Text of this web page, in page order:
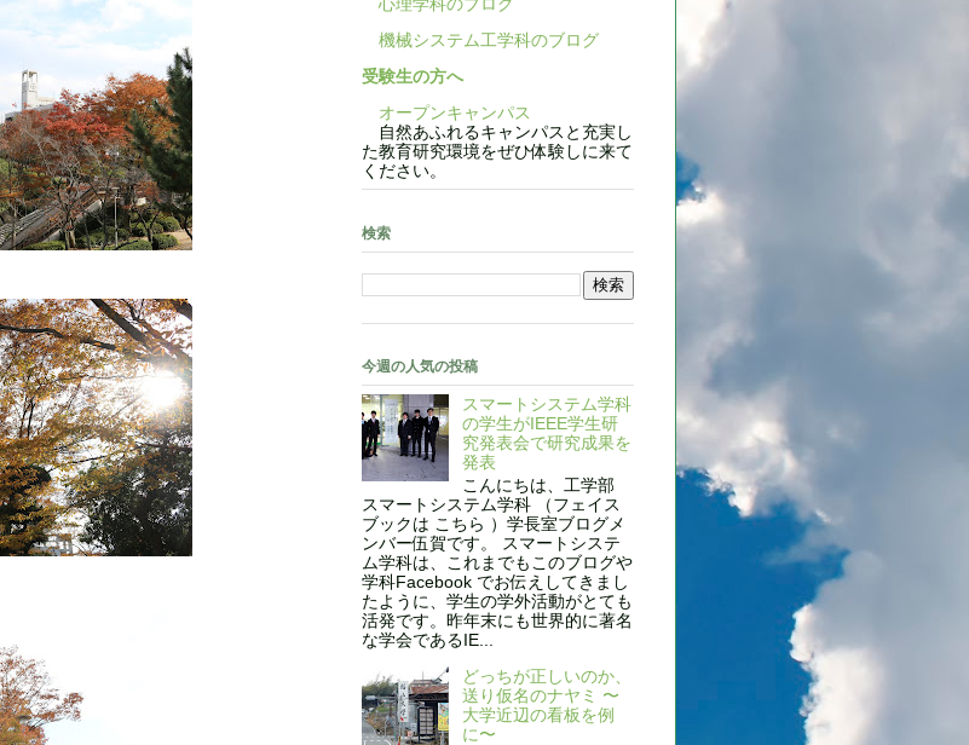
心理学科のブログ
機械システム工学科のブログ
受験生の方へ
オープンキャンパス
自然あふれるキャンパスと充実し
た教育研究環境をぜひ体験しに来て
ください。
検索
今週の人気の投稿
スマートシステム学科
の学生がIEEE学生研
究発表会で研究成果を
発表
こんにちは、工学部
スマートシステム学科 （フェイス
ブックは こちら ）学長室ブログメ
ンバー伍賀です。 スマートシステ
ム学科は、これまでもこのブログや
学科Facebook でお伝えしてきまし
たように、学生の学外活動がとても
活発です。昨年末にも世界的に著名
な学会であるIE...
どっちが正しいのか、
送り仮名のナヤミ 〜
大学近辺の看板を例
に〜